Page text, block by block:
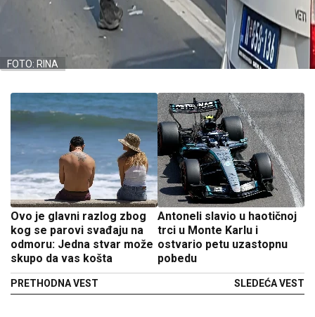
FOTO: RINA
Ovo je glavni razlog zbog
kog se parovi svađaju na
odmoru: Jedna stvar može
skupo da vas košta
PRETHODNA VEST
Antoneli slavio u haotičnoj
trci u Monte Karlu i
ostvario petu uzastopnu
pobedu
SLEDEĆA VEST